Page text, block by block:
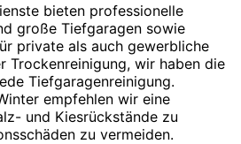
bieten professionelle
große Tiefgaragen sowie
private als auch gewerbliche
Trockenreinigung, wir haben die
Tiefgaragenreinigung.
empfehlen wir eine
und Kiesrückstände zu
zu vermeiden.